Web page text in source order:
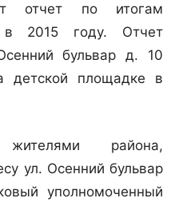
отчет по итогам
в 2015 году. Отчет
бульвар д. 10
детской площадке в
района,
ул. Осенний бульвар
уполномоченный